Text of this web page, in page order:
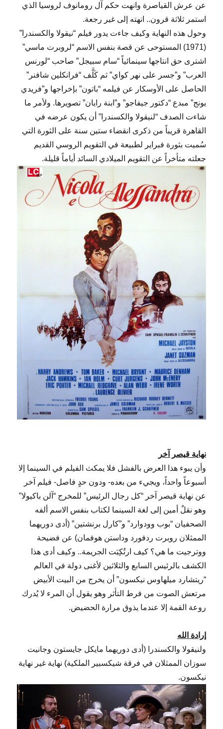
عن عرش القياصرة وانهت حكم آل رومانوف لروسيا الذي
استمر ثلاثة قرون.. انهته إلى غير رجعة.
وحول هذه النهاية وكيف جاءت يدور فيلم “نيقولا والكسندرا”
(1971) المستوحى عن قصة بنفس الاسم “لروبرت ماسي”
اشترى حق انتاجها سينمائياً “سام سبيجل” صاحب “لورنس
العرب” و”جسر على نهر كواي” ثم كَلَّف “فرانكلين شافنر”
الحاصل على الأوسكار عن فيلمه “باتون” بإخراجها و”فريدي
يونج” مبدع “دكتور جيفاجو” و”ابنة رايان” تصويرها. ولأمر ما
شاءت الصدف “لنيقولا والكسندرا” أن يكون عرضه في
القاهرة قريباً من ذكرى انقضاء ستين سنة على الثورة التي
سُميت بثورة فبراير لطبيعة في التقويم الروسي القديم
جعلته متأخراً عن التقويم الميلادي السائد أياماً قليلة.
نهاية قيصر آخر
وأن يبوء هذا العرض بالفشل فلا يمكث الفيلم في السينما إلا
أسبوعاً واحداً، ويجيء من بعده- ودون حدٍ فاصل- فيلم آخر
عن نهاية قيصر آخر “كل رجال الرئيس” للمخرج “آلن باكيولا”
وهو نقلٌ أمين إلى لغة السينما لكتاب بنفس الاسم ألفه
الصحفيان “بوب وودوارد” و”كارل برنشتين” (أدى دوريهما
الممثلان روبرت ردفورد وداستن هوفمان) عن فضيحة
ووترجيت ما هي؟ كيف ارتُكِبَت الجريمة.. وكيف أدى هذا
الكشف بالرئيس السابع والثلاثين لأغنى دولة في العالم
“ريتشارد ميلهاوس نيكسون” أن يخرج من البيت الأبيض
مرتعش الصوت من فرط التأثر وهو يقول أن المرء لا يُدرك
روعة القمة إلا عندما يذوق مرارة الحضيض.
إرادة الله
ولنيقولا والكسندرا (أدى دوريهما مايكل جايستون وجانيت
سوزان الممثلان في فرقة شيكسبير الملكية) نهاية غير نهاية
نيكسون.